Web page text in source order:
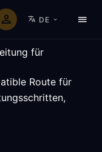
DE
für
Route für